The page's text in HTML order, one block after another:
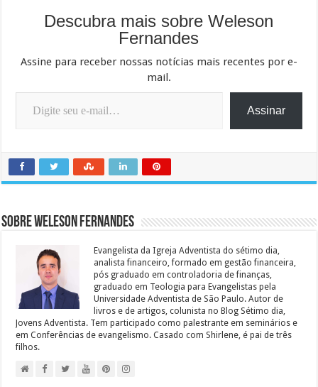
Descubra mais sobre Weleson
Fernandes
Assine para receber nossas notícias mais recentes por e-
mail.
Digite seu e-mail…
Assinar
Sobre Weleson Fernandes
Evangelista da Igreja Adventista do sétimo dia,
analista financeiro, formado em gestão financeira,
pós graduado em controladoria de finanças,
graduado em Teologia para Evangelistas pela
Universidade Adventista de São Paulo. Autor de
livros e de artigos, colunista no Blog Sétimo dia,
Jovens Adventista. Tem participado como palestrante em seminários e
em Conferências de evangelismo. Casado com Shirlene, é pai de três
filhos.